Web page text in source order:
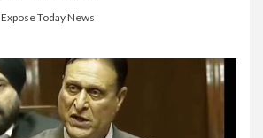
Expose Today News